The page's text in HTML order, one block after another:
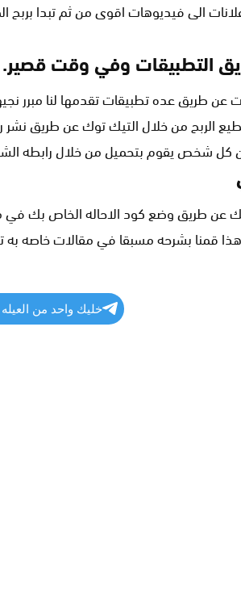
التطبيقات وفي وقت قصير.
عن طريق عده تطبيقات تقدمها لنا مبرر
الربح من خلال التيك توك عن طريق نشر
عن طريق وضع كود الاحاله الخاص بك
قمنا بشرحه مسبقا في مقالات خاصه
خليك واحد من